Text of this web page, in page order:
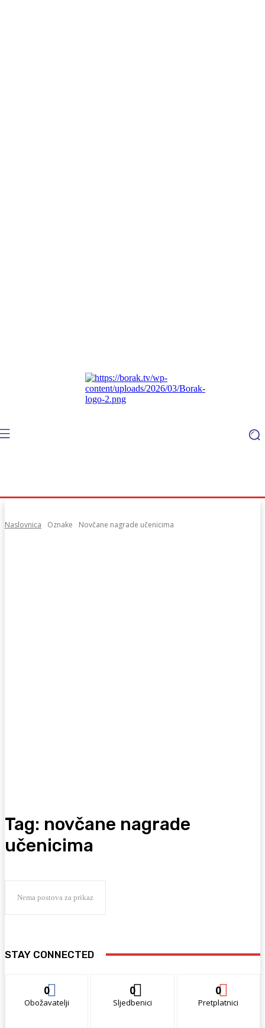
Naslovnica Oznake Novčane nagrade učenicima
Tag: novčane nagrade
učenicima
Nema postova za prikaz
STAY CONNECTED
0
Obožavatelji
0
Sljedbenici
0
Pretplatnici